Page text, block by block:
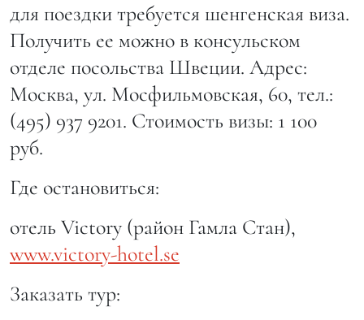
для поездки требуется шенгенская виза.
Получить ее можно в консульском
отделе посольства Швеции. Адрес:
Москва, ул. Мосфильмовская, 60, тел.:
(495) 937 9201. Стоимость визы: 1 100
руб.
Где остановиться:
отель Victory (район Гамла Стан),
www.victory-hotel.se
Заказать тур: